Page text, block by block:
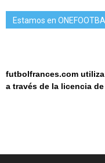
Estamos en
futbolfrances.com
a través de la licencia de